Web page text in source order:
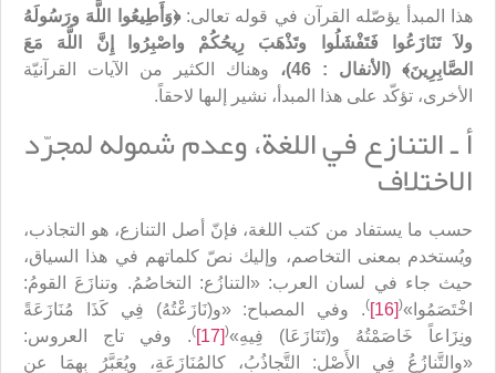
هذا المبدأ يؤصّله القرآن في قوله تعالى:﴿وَأَطِيعُوا اللَّهَ ورَسُولَهُ
ولاَ تَنَازَعُوا فَتَفْشَلُوا وتَذْهَبَ رِيحُكُمْ واصْبِرُوا إِنَّ اللَّهَ مَعَ
الصَّابِرِينَ﴾ (الأنفال : 46)،
وهناك الكثير من الآيات القرآنيّة
الأخرى، تؤكّد على هذا المبدأ، نشير إلىها لاحقاً.
أ ـ التنازع في اللغة، وعدم شموله لمجرّد
الاختلاف
حسب ما يستفاد من كتب اللغة، فإنّ أصل التنازع، هو التجاذب،
ويُستخدم بمعنى التخاصم، وإليك نصّ كلماتهم في هذا السياق،
حيث جاء في لسان العرب: «التنازُع: التخاصُمُ. وتنازَعَ القومُ:
اخْتَصَمُوا»(
[16]
). وفي المصباح: «و(نَازَعْتُهُ) فِي كَذَا مُنَازَعَةً
ونِزَاعاً خَاصَمْتُهُ و(تَنَازَعَا) فِيهِ»(
[17]
). وفي تاج العروس:
«والتَّنازُعُ فِي الأَصْلِ: التَّجاذُبُ، كالمُنَازَعَةِ، ويُعَبَّرُ بِهِمَا عن